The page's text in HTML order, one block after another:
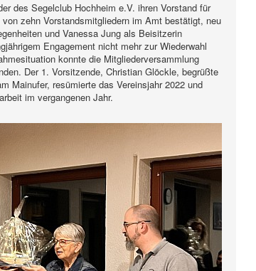
des Segelclub Hochheim e.V. ihren Vorstand für
zehn Vorstandsmitgliedern im Amt bestätigt, neu
und Vanessa Jung als Beisitzerin
Engagement nicht mehr zur Wiederwahl
konnte die Mitgliederversammlung
Der 1. Vorsitzende, Christian Glöckle, begrüßte
Mainufer, resümierte das Vereinsjahr 2022 und
im vergangenen Jahr.